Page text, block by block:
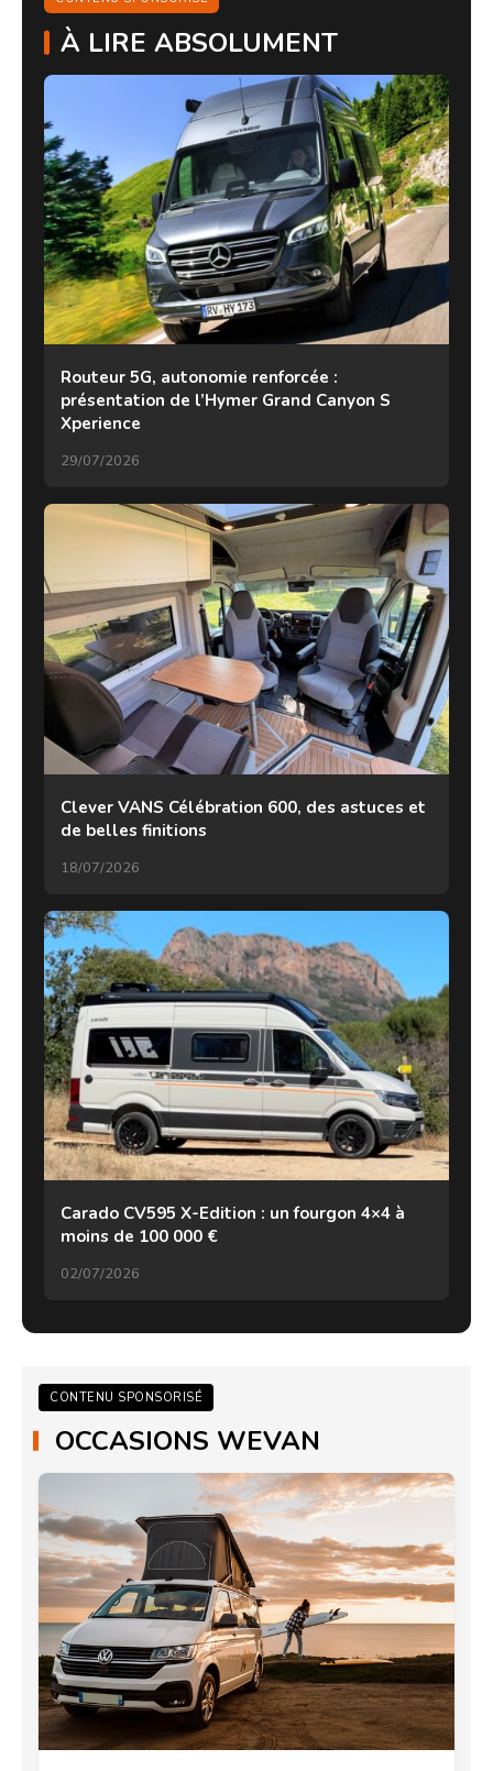
À LIRE ABSOLUMENT
Routeur 5G, autonomie renforcée :
présentation de l’Hymer Grand Canyon S
Xperience
29/07/2026
Clever VANS Célébration 600, des astuces et
de belles finitions
18/07/2026
Carado CV595 X-Edition : un fourgon 4×4 à
moins de 100 000 €
02/07/2026
CONTENU SPONSORISÉ
OCCASIONS WEVAN